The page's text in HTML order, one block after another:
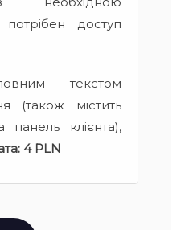
потрібен доступ
текстом
(також містить
панель клієнта),
4 PLN